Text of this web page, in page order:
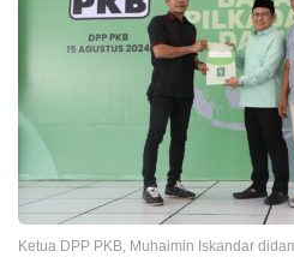
Ketua DPP PKB, Muhaimin Iskandar